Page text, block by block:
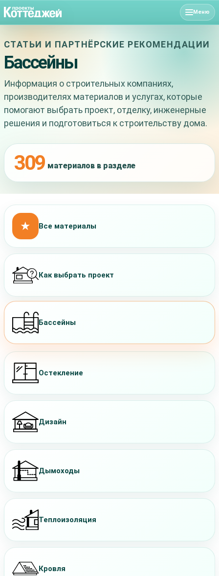
Меню
СТАТЬИ И ПАРТНЁРСКИЕ РЕКОМЕНДАЦИИ
Бассейны
Информация о строительных компаниях,
производителях материалов и услугах, которые
помогают выбрать проект, отделку, инженерные
решения и подготовиться к строительству дома.
309 материалов в разделе
★ Все материалы
Как выбрать проект
Бассейны
Остекление
Дизайн
Дымоходы
Теплоизоляция
Кровля